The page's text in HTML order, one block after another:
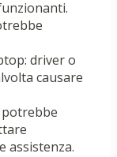
driver o
causare
assistenza.